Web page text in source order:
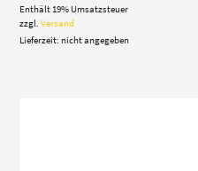
bis
Enthält 19% Umsatzsteuer
zzgl.Versand
Lieferzeit: nicht angegeben